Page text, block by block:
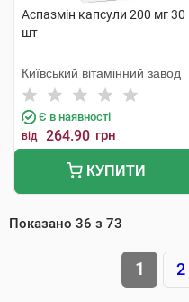
Аспазмін капсули 200 мг 30
шт
Київський вітамінний завод
Є в наявності
від 264.90 грн
КУПИТИ
Показано 36 з 73
1 2